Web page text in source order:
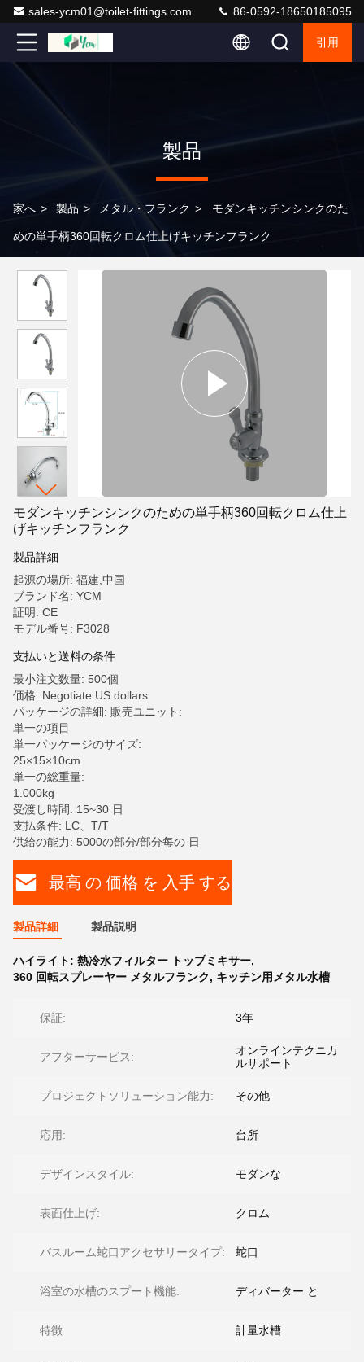
sales-ycm01@toilet-fittings.com 86-0592-18650185095
引用
製品
家へ > 製品 > メタル・フランク > モダンキッチンシンクのた
めの単手柄360回転クロム仕上げキッチンフランク
モダンキッチンシンクのための単手柄360回転クロム仕上
げキッチンフランク
製品詳細
起源の場所: 福建,中国
ブランド名: YCM
証明: CE
モデル番号: F3028
支払いと送料の条件
最小注文数量: 500個
価格: Negotiate US dollars
パッケージの詳細: 販売ユニット:
単一の項目
単一パッケージのサイズ:
25×15×10cm
単一の総重量:
1.000kg
受渡し時間: 15~30 日
支払条件: LC、T/T
供給の能力: 5000の部分/部分每の 日
最高 の 価格 を 入手 する
製品詳細 製品説明
ハイライト: 熱冷水フィルター トップミキサー,
360 回転スプレーヤー メタルフランク, キッチン用メタル水槽
保証: 3年
アフターサービス:
オンラインテクニカ
ルサポート
プロジェクトソリューション能力: その他
応用: 台所
デザインスタイル: モダンな
表面仕上げ: クロム
バスルーム蛇口アクセサリータイプ: 蛇口
浴室の水槽のスプート機能: ディバーター と
特徴: 計量水槽